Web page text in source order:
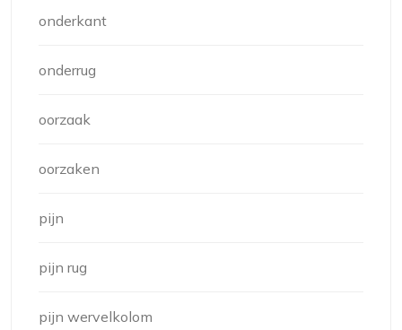
onderkant
onderrug
oorzaak
oorzaken
pijn
pijn rug
pijn wervelkolom